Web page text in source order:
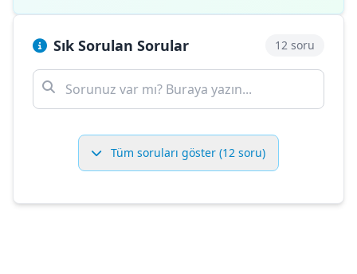
Sık Sorulan Sorular 12 soru
Tüm soruları göster (12 soru)